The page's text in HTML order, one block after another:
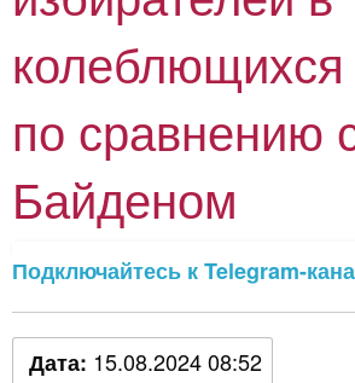
по сравнению
Байденом
Подключайтесь к Telegram-
Дата: 15.08.2024 08:52